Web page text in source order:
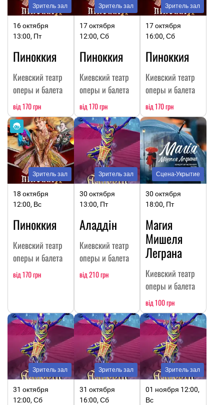
Зритель зал
16 октября
13:00, Пт
Пиноккия
Киевский театр
оперы и балета
від 170 грн
Зритель зал
17 октября
12:00, Сб
Пиноккия
Киевский театр
оперы и балета
від 170 грн
Зритель зал
17 октября
16:00, Сб
Пиноккия
Киевский театр
оперы и балета
від 170 грн
Зритель зал
18 октября
12:00, Вс
Пиноккия
Киевский театр
оперы и балета
від 170 грн
Зритель зал
30 октября
13:00, Пт
Аладдін
Киевский театр
оперы и балета
від 210 грн
Сцена-Укрытие
30 октября
18:00, Пт
Магия
Мишеля
Леграна
Киевский театр
оперы и балета
від 100 грн
Зритель зал
31 октября
12:00, Сб
Зритель зал
31 октября
16:00, Сб
Зритель зал
01 ноября 12:00,
Вс